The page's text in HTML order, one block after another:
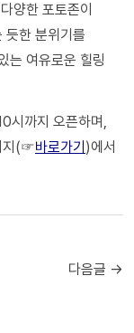
양한 포토존이
듯한 분위기를
는 여유로운 힐링
시까지 오픈하며,
지(☞바로가기 )에서
다음글 →